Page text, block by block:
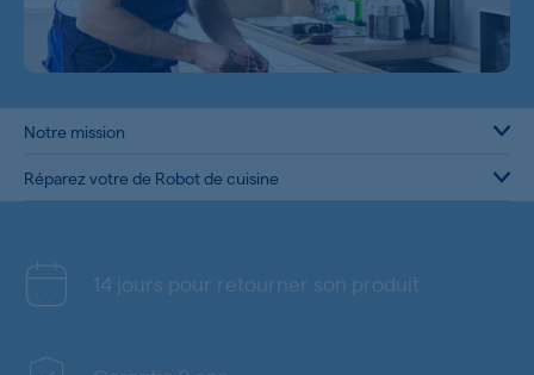
Notre mission
Réparez votre de Robot de cuisine
14 jours pour retourner son produit